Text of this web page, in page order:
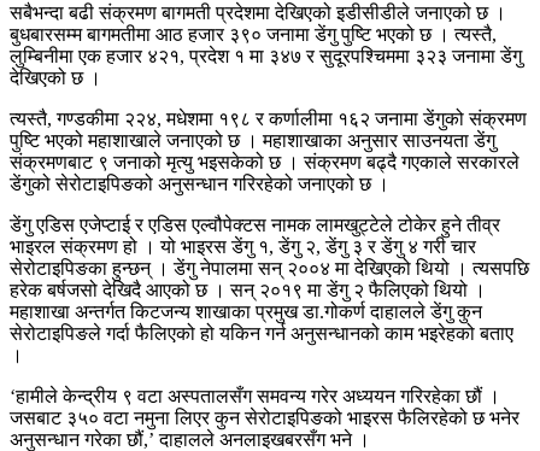
सबैभन्दा बढी संक्रमण बागमती प्रदेशमा देखिएको इडीसीडीले जनाएको छ ।
बुधबारसम्म बागमतीमा आठ हजार ३९० जनामा डेंगु पुष्टि भएको छ । त्यस्तै,
लुम्बिनीमा एक हजार ४२१, प्रदेश १ मा ३४७ र सुदूरपश्चिममा ३२३ जनामा डेंगु
देखिएको छ ।
त्यस्तै, गण्डकीमा २२४, मधेशमा १९८ र कर्णालीमा १६२ जनामा डेंगुको संक्रमण
पुष्टि भएको महाशाखाले जनाएको छ । महाशाखाका अनुसार साउनयता डेंगु
संक्रमणबाट ९ जनाको मृत्यु भइसकेको छ । संक्रमण बढ्दै गएकाले सरकारले
डेंगुको सेरोटाइपिङको अनुसन्धान गरिरहेको जनाएको छ ।
डेंगु एडिस एजेप्टाई र एडिस एल्वौपेक्टस नामक लामखुट्टेले टोकेर हुने तीव्र
भाइरल संक्रमण हो । यो भाइरस डेंगु १, डेंगु २, डेंगु ३ र डेंगु ४ गरी चार
सेरोटाइपिङका हुन्छन् । डेंगु नेपालमा सन् २००४ मा देखिएको थियो । त्यसपछि
हरेक बर्षजसो देखिदै आएको छ । सन् २०१९ मा डेंगु २ फैलिएको थियो ।
महाशाखा अन्तर्गत किटजन्य शाखाका प्रमुख डा.गोकर्ण दाहालले डेंगु कुन
सेरोटाइपिङले गर्दा फैलिएको हो यकिन गर्न अनुसन्धानको काम भइरेहको बताए
।
‘हामीले केन्द्रीय ९ वटा अस्पतालसँग समवन्य गरेर अध्ययन गरिरहेका छौं ।
जसबाट ३५० वटा नमुना लिएर कुन सेरोटाइपिङको भाइरस फैलिरहेको छ भनेर
अनुसन्धान गरेका छौं,’ दाहालले अनलाइखबरसँग भने ।